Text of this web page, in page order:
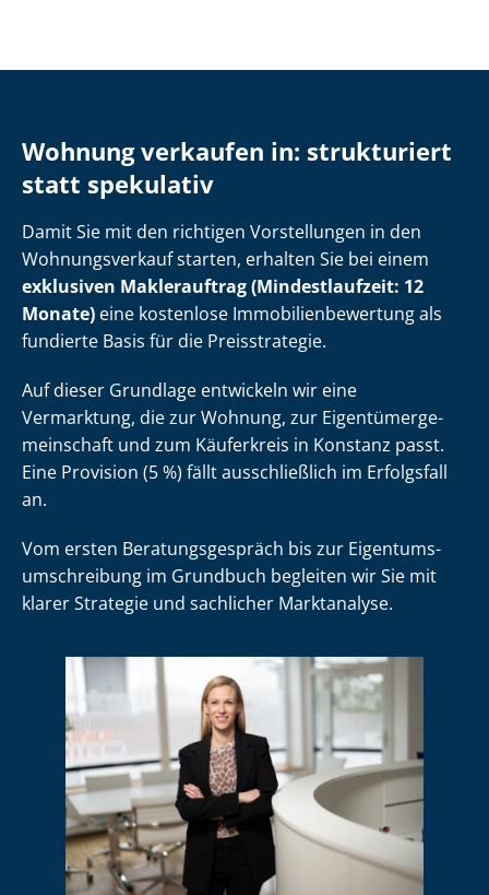
Wohnung verkaufen in: strukturiert
statt spekulativ
Damit Sie mit den richtigen Vorstellungen in den
Wohnungsverkauf starten, erhalten Sie bei einem
exklusiven Maklerauftrag (Mindestlaufzeit: 12
Monate) eine kostenlose Im­mo­bi­li­en­be­wer­tung als
fundierte Basis für die Preisstrategie.
Auf dieser Grundlage entwickeln wir eine
Vermarktung, die zur Wohnung, zur Ei­gen­tü­mer­ge­
mein­schaft und zum Käuferkreis in Konstanz passt.
Eine Provision (5 %) fällt ausschließlich im Erfolgsfall
an.
Vom ersten Be­ra­tungs­ge­spräch bis zur Ei­gen­tums­
um­schrei­bung im Grundbuch begleiten wir Sie mit
klarer Strategie und sachlicher Marktanalyse.